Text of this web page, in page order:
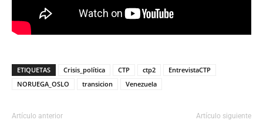
ETIQUETAS Crisis_política CTP ctp2
EntrevistaCTP
NORUEGA_OSLO
transicion Venezuela
Artículo anterior Artículo siguiente